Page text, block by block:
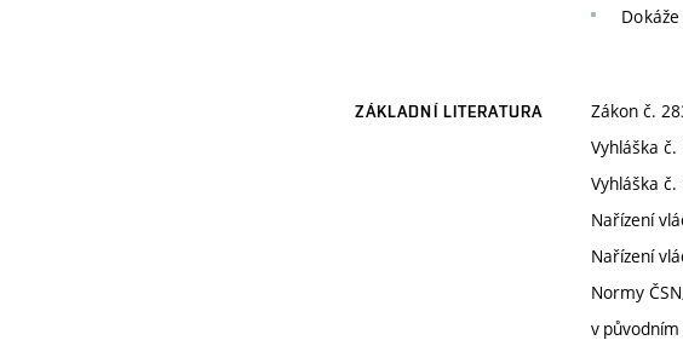
ZÁKLADNÍ LITERATURA
Zákon č.
Vyhláška
Vyhláška
Nařízení
Nařízení
Normy
v